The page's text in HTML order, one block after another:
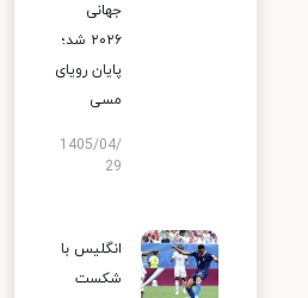
جهانی
۲۰۲۶ شد؛
پایان رویای
مسی
1405/04/
29
انگلیس با
شکست